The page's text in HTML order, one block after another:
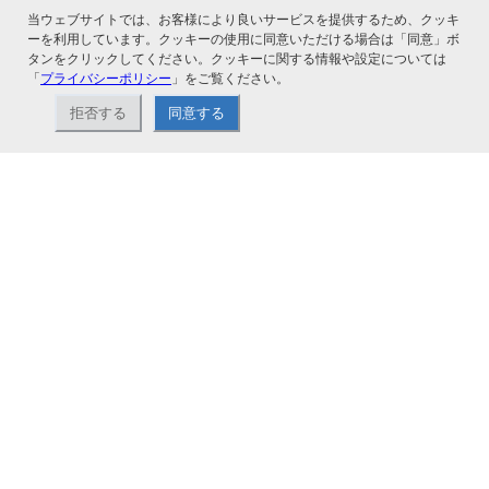
当ウェブサイトでは、お客様により良いサービスを提供するため、クッキ
ーを利用しています。クッキーの使用に同意いただける場合は「同意」ボ
タンをクリックしてください。クッキーに関する情報や設定については
「プライバシーポリシー 」をご覧ください。
拒否する 同意する